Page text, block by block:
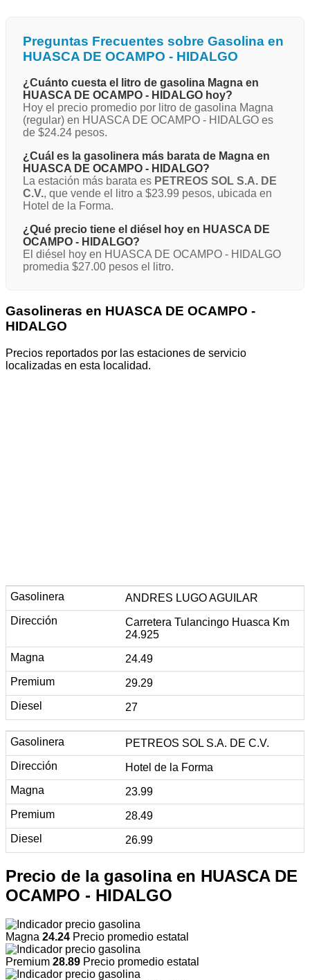
Preguntas Frecuentes sobre Gasolina en
HUASCA DE OCAMPO - HIDALGO
¿Cuánto cuesta el litro de gasolina Magna en
HUASCA DE OCAMPO - HIDALGO hoy?
Hoy el precio promedio por litro de gasolina Magna
(regular) en HUASCA DE OCAMPO - HIDALGO es
de $24.24 pesos.
¿Cuál es la gasolinera más barata de Magna en
HUASCA DE OCAMPO - HIDALGO?
La estación más barata es PETREOS SOL S.A. DE
C.V., que vende el litro a $23.99 pesos, ubicada en
Hotel de la Forma.
¿Qué precio tiene el diésel hoy en HUASCA DE
OCAMPO - HIDALGO?
El diésel hoy en HUASCA DE OCAMPO - HIDALGO
promedia $27.00 pesos el litro.
Gasolineras en HUASCA DE OCAMPO -
HIDALGO
Precios reportados por las estaciones de servicio
localizadas en esta localidad.
ANDRES LUGO AGUILAR
Carretera Tulancingo Huasca Km
24.925
24.49
29.29
27
PETREOS SOL S.A. DE C.V.
Hotel de la Forma
23.99
28.49
26.99
Precio de la gasolina en HUASCA DE
OCAMPO - HIDALGO
Magna 24.24 Precio promedio estatal
Premium 28.89 Precio promedio estatal